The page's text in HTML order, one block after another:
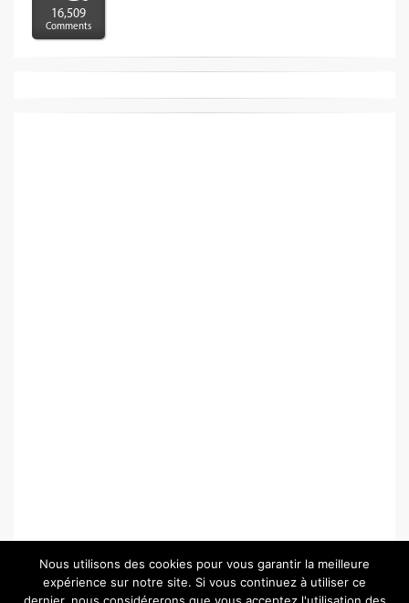
16,509
Comments
Nous utilisons des cookies pour vous garantir la meilleure
expérience sur notre site. Si vous continuez à utiliser ce